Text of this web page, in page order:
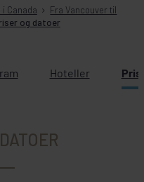
i Canada
Fra Vancouver til
og datoer
Hoteller